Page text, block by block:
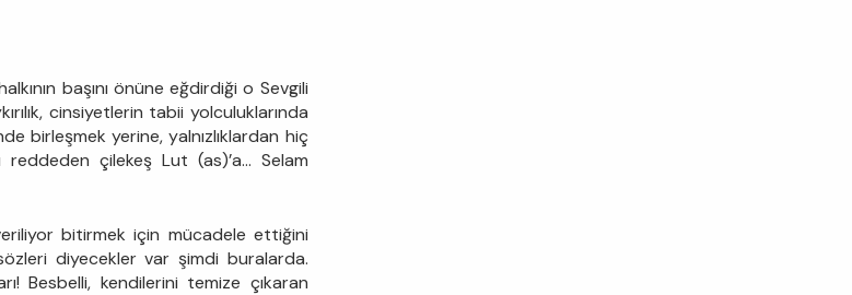
başını önüne eğdirdiği o Sevgili
cinsiyetlerin tabii yolculuklarında
birleşmek yerine, yalnızlıklardan hiç
reddeden çilekeş Lut (as)’a… Selam
bitirmek için mücadele ettiğini
diyecekler var şimdi buralarda.
Besbelli, kendilerini temize çıkaran